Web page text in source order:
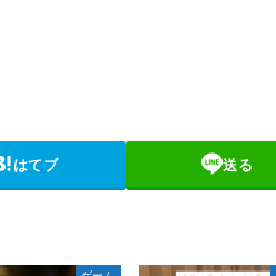
はてブ 送る